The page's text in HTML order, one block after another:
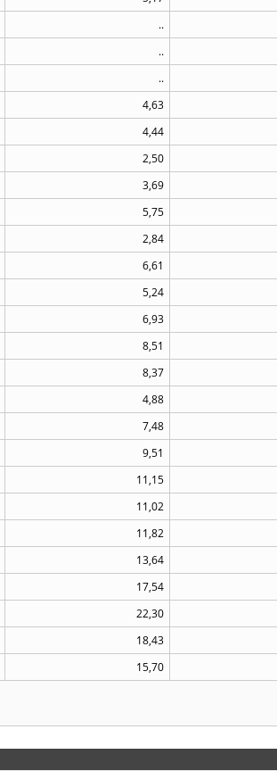
..
..
..
4,63
4,44
2,50
3,69
5,75
2,84
6,61
5,24
6,93
8,51
8,37
4,88
7,48
9,51
11,15
11,02
11,82
13,64
17,54
22,30
18,43
15,70